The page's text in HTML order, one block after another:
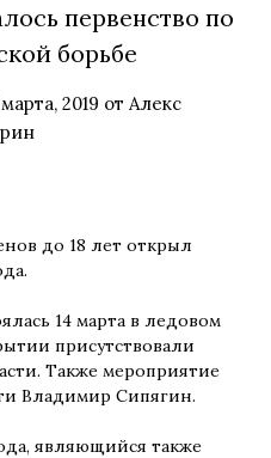
первенство по
борьбе
марта, 2019 от Алекс
до 18 лет открыл
14 марта в ледовом
присутствовали
Также мероприятие
Владимир Сипягин.
являющийся также